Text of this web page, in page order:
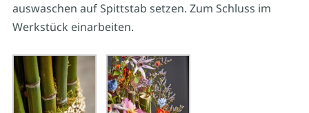
auswaschen auf Spittstab setzen. Zum Schluss im
Werkstück einarbeiten.